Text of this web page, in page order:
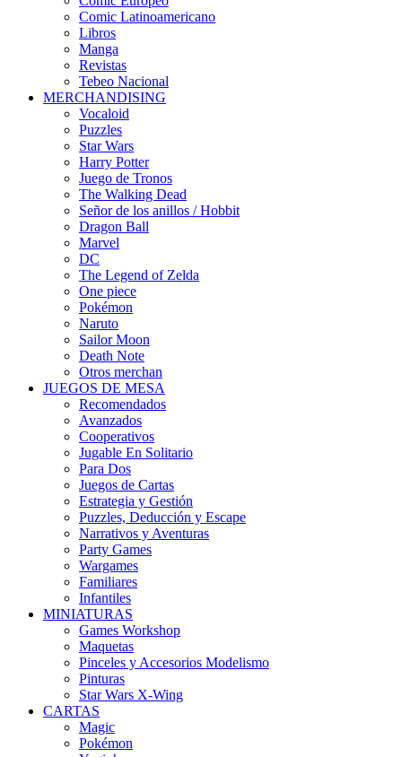
Comic Latinoamericano
Libros
Manga
Revistas
Tebeo Nacional
MERCHANDISING
Vocaloid
Puzzles
Star Wars
Harry Potter
Juego de Tronos
The Walking Dead
Señor de los anillos / Hobbit
Dragon Ball
Marvel
DC
The Legend of Zelda
One piece
Pokémon
Naruto
Sailor Moon
Death Note
Otros merchan
JUEGOS DE MESA
Recomendados
Avanzados
Cooperativos
Jugable En Solitario
Para Dos
Juegos de Cartas
Estrategia y Gestión
Puzzles, Deducción y Escape
Narrativos y Aventuras
Party Games
Wargames
Familiares
Infantiles
MINIATURAS
Games Workshop
Maquetas
Pinceles y Accesorios Modelismo
Pinturas
Star Wars X-Wing
CARTAS
Magic
Pokémon